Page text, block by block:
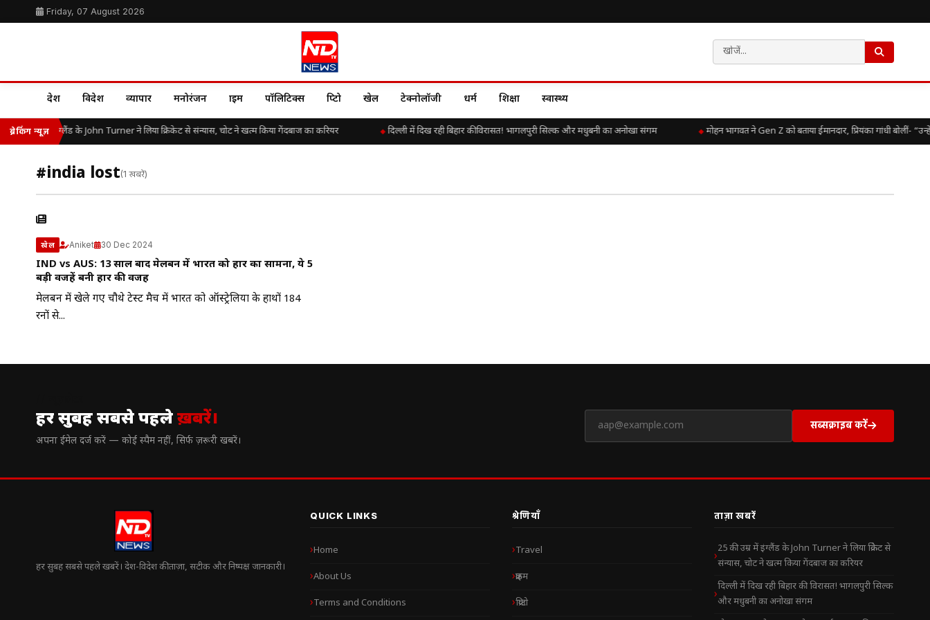
Friday, 07 August 2026
देश विदेश व्यापार मनोरंजन क्राइम पॉलिटिक्स क्रिप्टो खेल टेक्नोलॉजी धर्म शिक्षा स्वास्थ्य
ब्रेकिंग न्यूज़
25 की उम्र में इंग्लैंड के John Turner ने लिया क्रिकेट से संन्यास, चोट ने खत्म किया गेंदबाज का करियर दिल्ली में दिख रही बिहार की विरासत! भागलपुरी सिल्क और मधुबनी का अनोखा संगम मोहन भागवत ने Gen Z को बताया ईमानदार, प्रियंका गांधी बोलीं-
#india lost(1 खबरें)
खेल Aniket 30 Dec 2024
IND vs AUS: 13 साल बाद मेलबर्न में भारत को हार का सामना, ये 5
बड़ी वजहें बनी हार की वजह
मेलबर्न में खेले गए चौथे टेस्ट मैच में भारत को ऑस्ट्रेलिया के हाथों 184
रनों से...
हर सुबह सबसे पहलेख़बरें।
अपना ईमेल दर्ज करें — कोई स्पैम नहीं, सिर्फ ज़रूरी खबरें।
सब्सक्राइब करें
हर सुबह सबसे पहले खबरें। देश-विदेश की ताज़ा, सटीक और निष्पक्ष जानकारी।
QUICK LINKS
Home
About Us
Terms and Conditions
श्रेणियाँ
Travel
क्राइम
क्रिप्टो
ताज़ा खबरें
25 की उम्र में इंग्लैंड के John Turner ने लिया क्रिकेट से
संन्यास, चोट ने खत्म किया गेंदबाज का करियर
दिल्ली में दिख रही बिहार की विरासत! भागलपुरी सिल्क
और मधुबनी का अनोखा संगम